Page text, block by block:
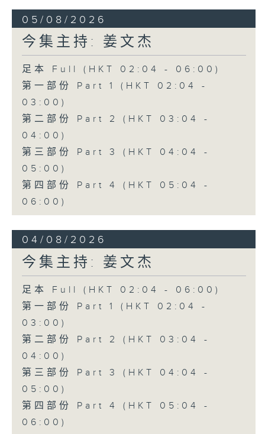
05/08/2026
今集主持: 姜文杰
足本 Full (HKT 02:04 - 06:00)
第一部份 Part 1 (HKT 02:04 -
03:00)
第二部份 Part 2 (HKT 03:04 -
04:00)
第三部份 Part 3 (HKT 04:04 -
05:00)
第四部份 Part 4 (HKT 05:04 -
06:00)
04/08/2026
今集主持: 姜文杰
足本 Full (HKT 02:04 - 06:00)
第一部份 Part 1 (HKT 02:04 -
03:00)
第二部份 Part 2 (HKT 03:04 -
04:00)
第三部份 Part 3 (HKT 04:04 -
05:00)
第四部份 Part 4 (HKT 05:04 -
06:00)